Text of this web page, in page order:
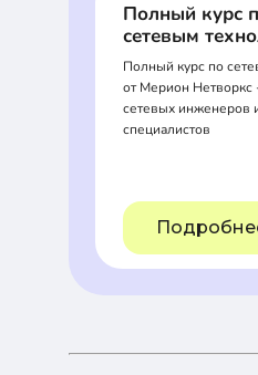
Полный курс
сетевым
Полный курс по
от Мерион Нетворкс
сетевых инженеров
специалистов